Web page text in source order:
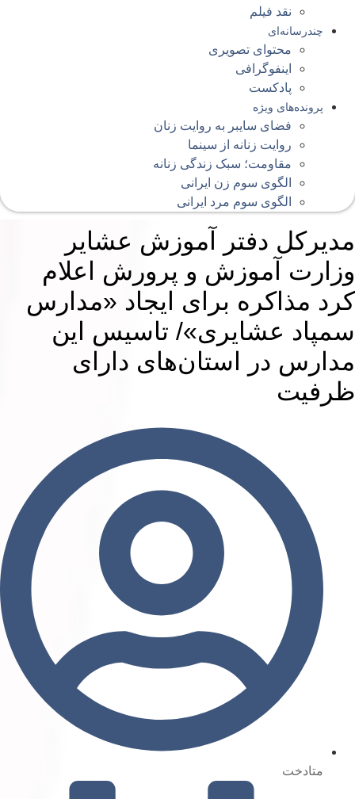
نقد فیلم
چندرسانه‌ای
محتوای تصویری
اینفوگرافی
پادکست
پرونده‌های ویژه
فضای سایبر به روایت زنان
روایت زنانه از سینما
مقاومت؛ سبک زندگی زنانه
الگوی سوم زن ایرانی
الگوی سوم مرد ایرانی
دفتر آموزش عشایر
آموزش و پرورش اعلام
مذاکره برای ایجاد «مدارس
عشایری»/ تاسیس این
در استان‌های دارای
متادخت